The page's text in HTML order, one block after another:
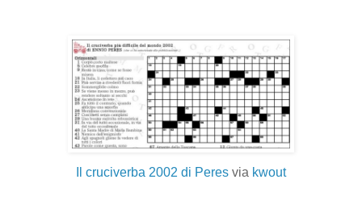
Il cruciverba 2002 di Peres via kwout